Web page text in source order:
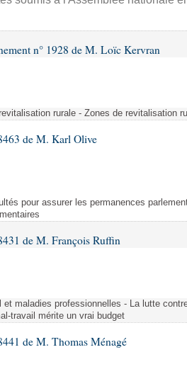
des loisn° 1928 de M. Loïc Kervran
rurale - Zones de revitalisation
de M. Karl Olive
pour assurer les permanences
de M. François Ruffin
et maladies professionnelles - La lutte
travail mérite un vrai budget
de M. Thomas Ménagé